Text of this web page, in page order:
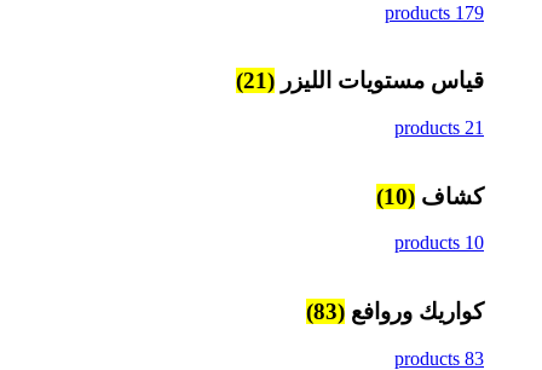
179 products
قياس مستويات الليزر (21)
21 products
كشاف (10)
10 products
كواريك وروافع (83)
83 products